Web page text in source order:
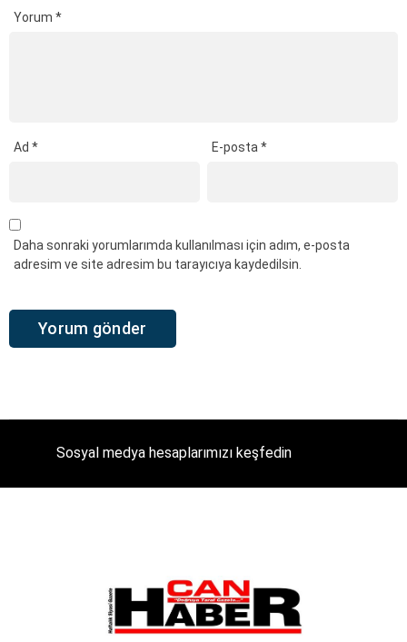
Yorum *
Ad * E-posta*
Daha sonraki yorumlarımda kullanılması için adım, e-posta
adresim ve site adresim bu tarayıcıya kaydedilsin.
Sosyal medya hesaplarımızı keşfedin